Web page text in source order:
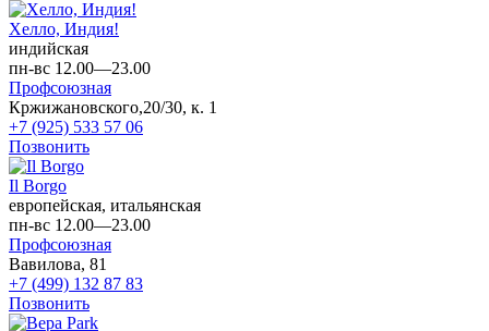
Хелло, Индия!
индийская
пн-вс 12.00—23.00
Профсоюзная
Кржижановского,20/30, к. 1
+7 (925) 533 57 06
Позвонить
Il Borgo
европейская, итальянская
пн-вс 12.00—23.00
Профсоюзная
Вавилова, 81
+7 (499) 132 87 83
Позвонить